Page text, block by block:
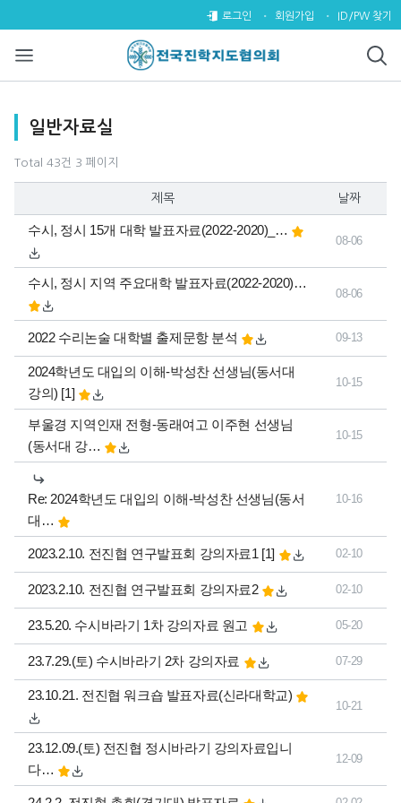
일반자료실 3 페이지
로그인 회원가입 ID/PW 찾기
일반자료실
Total 43건 3 페이지
제목 날짜
수시, 정시 15개 대학 발표자료(2022-2020)_…
08-06
수시, 정시 지역 주요대학 발표자료(2022-2020)…
08-06
2022 수리논술 대학별 출제문항 분석 09-13
2024학년도 대입의 이해-박성찬 선생님(동서대
강의) 댓글
[1]개
10-15
부울경 지역인재 전형-동래여고 이주현 선생님
(동서대 강…
10-15
Re: 2024학년도 대입의 이해-박성찬 선생님(동서
대…
10-16
2023.2.10. 전진협 연구발표회 강의자료1 댓글
[1] 개 02-10
2023.2.10. 전진협 연구발표회 강의자료2 02-10
23.5.20. 수시바라기 1차 강의자료 원고 05-20
23.7.29.(토) 수시바라기 2차 강의자료 07-29
23.10.21. 전진협 워크숍 발표자료(신라대학교)
10-21
23.12.09.(토) 전진협 정시바라기 강의자료입니
다…
12-09